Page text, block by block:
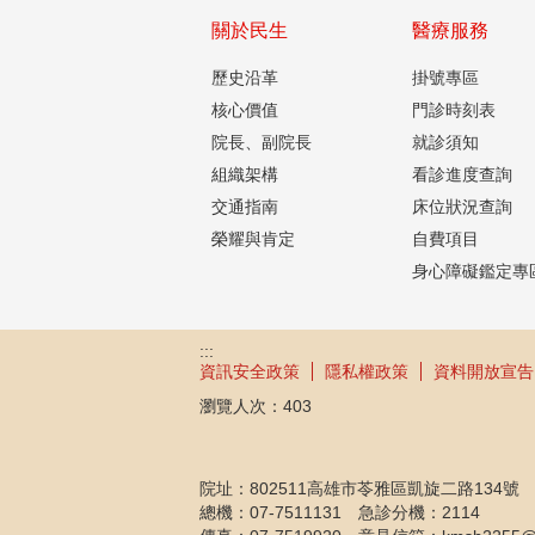
關於民生
歷史沿革
核心價值
院長、副院長
組織架構
交通指南
榮耀與肯定
醫療服務
掛號專區
門診時刻表
就診須知
看診進度查詢
床位狀況查詢
自費項目
身心障礙鑑定專
:::
資訊安全政策
隱私權政策
資料開放宣告
瀏覽人次： 403
院址：802511高雄市苓雅區凱旋二路134號
總機：07-7511131 急診分機：2114